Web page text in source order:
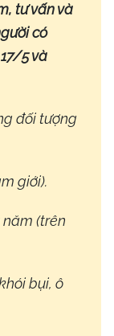
tư vấn và
có
5 và
đối tượng
giới).
(trên
bụi, ô